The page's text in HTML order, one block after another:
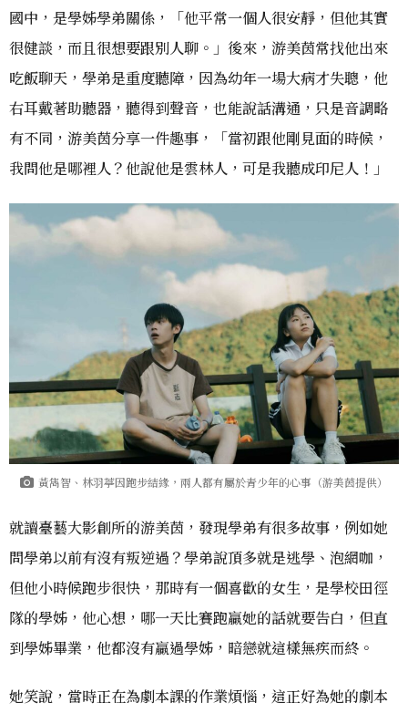
國中，是學姊學弟關係，「他平常一個人很安靜，但他其實
很健談，而且很想要跟別人聊。」後來，游美茵常找他出來
吃飯聊天，學弟是重度聽障，因為幼年一場大病才失聰，他
右耳戴著助聽器，聽得到聲音，也能說話溝通，只是音調略
有不同，游美茵分享一件趣事，「當初跟他剛見面的時候，
我問他是哪裡人？他說他是雲林人，可是我聽成印尼人！」
黃雋智、林羽葶因跑步結緣，兩人都有屬於青少年的心事（游美茵提供）
就讀臺藝大影創所的游美茵，發現學弟有很多故事，例如她
問學弟以前有沒有叛逆過？學弟說頂多就是逃學、泡網咖，
但他小時候跑步很快，那時有一個喜歡的女生，是學校田徑
隊的學姊，他心想，哪一天比賽跑贏她的話就要告白，但直
到學姊畢業，他都沒有贏過學姊，暗戀就這樣無疾而終。
她笑說，當時正在為劇本課的作業煩惱，這正好為她的劇本